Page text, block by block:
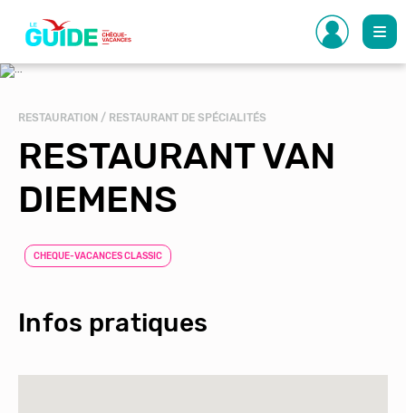
contenu
principal
RESTAURATION / RESTAURANT DE SPÉCIALITÉS
RESTAURANT VAN
DIEMENS
CHEQUE-VACANCES CLASSIC
Infos pratiques